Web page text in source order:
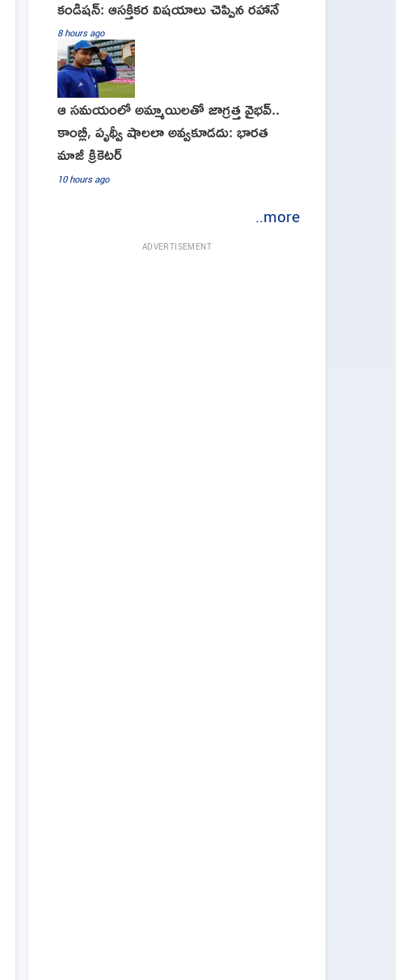
కండిషన్: ఆసక్తికర విషయాలు చెప్పిన రహానే
8 hours ago
ఆ స‌మ‌యంలో అమ్మాయిల‌తో జాగ్ర‌త్త‌ వైభ‌వ్‌..
కాంబ్లీ, పృథ్వీ షాలలా అవ్వ‌కూడ‌దు: భార‌త
మాజీ క్రికెట‌ర్‌
10 hours ago
..more
ADVERTISEMENT